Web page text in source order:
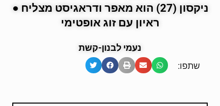
ניקסון (27) הוא
מאפר ודראגיסט מצליח ●
ראיון עם זוג אופטימי
נעמי לבנון-קשת
שתפו: